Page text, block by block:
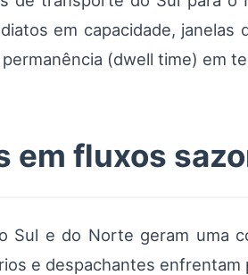
em capacidade,
(dwell time) em
em fluxos
Sul e do Norte geram uma
e despachantes enfrentam